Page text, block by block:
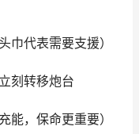
巾代表需要支援）
刻转移炮台
能，保命更重要）